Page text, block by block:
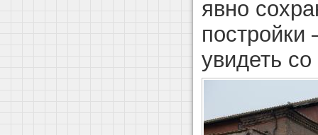
явно
увидеть